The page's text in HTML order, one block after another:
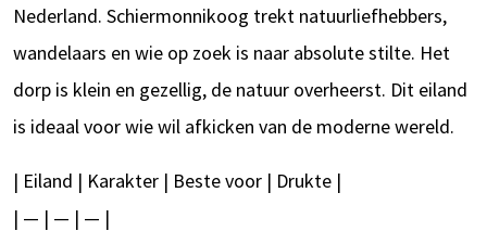
Nederland. Schiermonnikoog trekt natuurliefhebbers,
wandelaars en wie op zoek is naar absolute stilte. Het
dorp is klein en gezellig, de natuur overheerst. Dit eiland
is ideaal voor wie wil afkicken van de moderne wereld.
| Eiland | Karakter | Beste voor | Drukte |
| — | — | — |